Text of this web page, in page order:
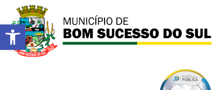
Barra de Ferramentas